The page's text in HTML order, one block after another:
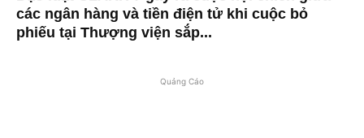
các ngân hàng và tiền điện tử khi cuộc bỏ
phiếu tại Thượng viện sắp...
Quảng Cáo